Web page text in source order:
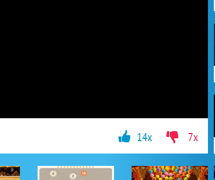
14x 7x